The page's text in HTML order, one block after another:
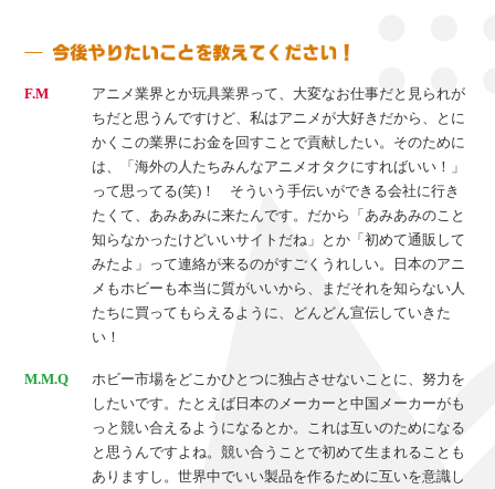
F.M
アニメ業界とか玩具業界って、大変なお仕事だと見られが
ちだと思うんですけど、私はアニメが大好きだから、とに
かくこの業界にお金を回すことで貢献したい。そのために
は、「海外の人たちみんなアニメオタクにすればいい！」
って思ってる(笑)！ そういう手伝いができる会社に行き
たくて、あみあみに来たんです。だから「あみあみのこと
知らなかったけどいいサイトだね」とか「初めて通販して
みたよ」って連絡が来るのがすごくうれしい。日本のアニ
メもホビーも本当に質がいいから、まだそれを知らない人
たちに買ってもらえるように、どんどん宣伝していきた
い！
M.M.Q
ホビー市場をどこかひとつに独占させないことに、努力を
したいです。たとえば日本のメーカーと中国メーカーがも
っと競い合えるようになるとか。これは互いのためになる
と思うんですよね。競い合うことで初めて生まれることも
ありますし。世界中でいい製品を作るために互いを意識し